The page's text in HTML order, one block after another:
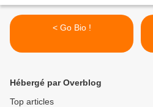
< Go Bio !
Hébergé par Overblog
Top articles